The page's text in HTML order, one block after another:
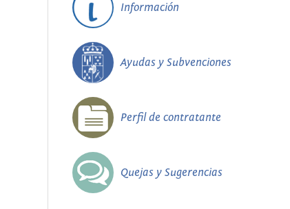
Información
Ayudas y Subvenciones
Perfil de contratante
Quejas y Sugerencias